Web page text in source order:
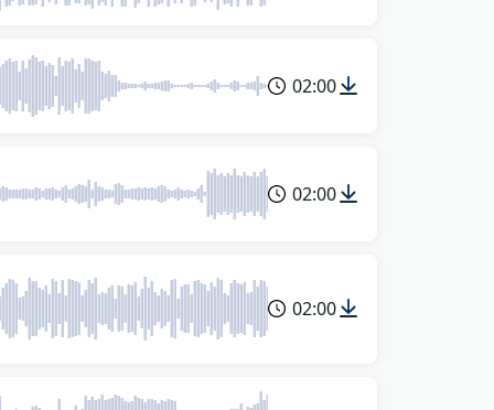
02:00
02:00
02:00